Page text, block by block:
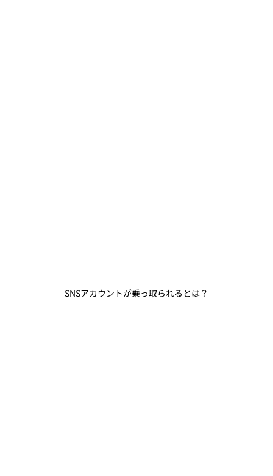
SNSアカウントが乗っ取られるとは？